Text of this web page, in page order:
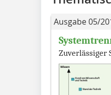
Ausgabe 05/
Zuverlässiger